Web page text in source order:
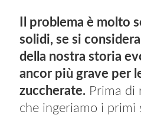
Il problema è molto
solidi, se si
della nostra storia
ancor più grave per
zuccherate. Prima di
che ingeriamo i primi